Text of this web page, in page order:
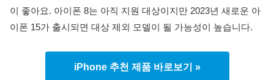
이 좋아요. 아이폰 8는 아직 지원 대상이지만 2023년 새로운 아
이폰 15가 출시되면 대상 제외 모델이 될 가능성이 높습니다.
iPhone 추천 제품 바로보기 »